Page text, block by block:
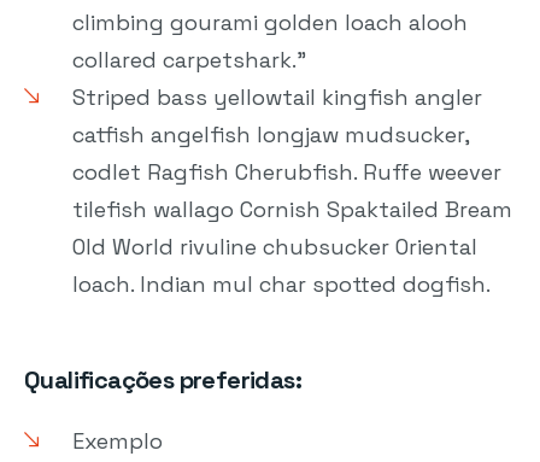
climbing gourami golden loach alooh
collared carpetshark."
Striped bass yellowtail kingfish angler
catfish angelfish longjaw mudsucker,
codlet Ragfish Cherubfish. Ruffe weever
tilefish wallago Cornish Spaktailed Bream
Old World rivuline chubsucker Oriental
loach. Indian mul char spotted dogfish.
Qualificações preferidas:
Exemplo